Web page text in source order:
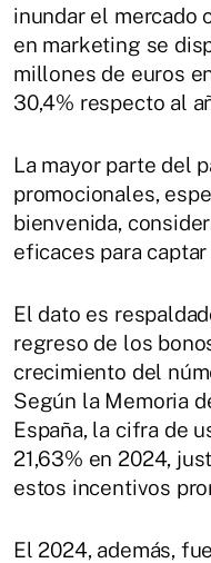
inundar el mercado
en marketing se
millones de euros
30,4% respecto al
La mayor parte del
promocionales,
bienvenida,
eficaces para
El dato es
regreso de los
crecimiento del
Según la Memoria
España, la cifra de
21,63% en 2024,
estos incentivos
El 2024, además,